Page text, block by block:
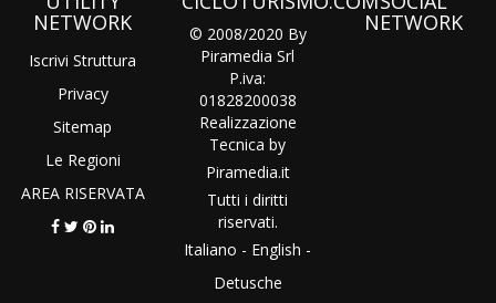
NETWORK
Iscrivi Struttura
Privacy
Sitemap
Le Regioni
AREA RISERVATA
© 2008/2020 By
Piramedia Srl
P.iva:
01828200038
Realizzazione
Tecnica by
Piramedia.it
Tutti i diritti
riservati.
Italiano - English -
Detusche
NETWORK